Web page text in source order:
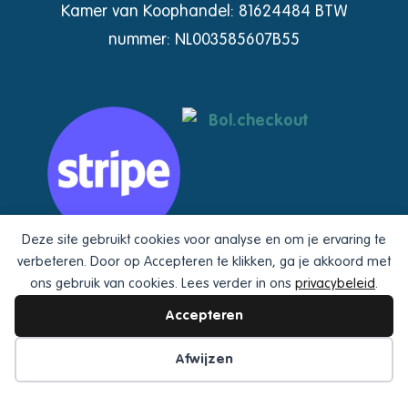
Deze site gebruikt cookies voor analyse en om je ervaring te
verbeteren. Door op Accepteren te klikken, ga je akkoord met
ons gebruik van cookies. Lees verder in ons privacybeleid.
Accepteren
Afwijzen
Kamer van Koophandel: 81624484 BTW
nummer: NL003585607B55
Huggybird maakt gebruik van Stripeen
Bol.checkout.Hierdoor kan je o.a. betalen via
iDeal, Apple & Google Pay of via je Bol.com